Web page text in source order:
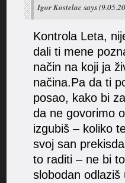
Igor Kostelac says
Kontrola Leta,
dali ti mene
način na koji ja
načina.Pa da ti
posao, kako bi
da ne govorimo
izgubiš – koliko
svoj san
to raditi – ne bi
slobodan odlaziš